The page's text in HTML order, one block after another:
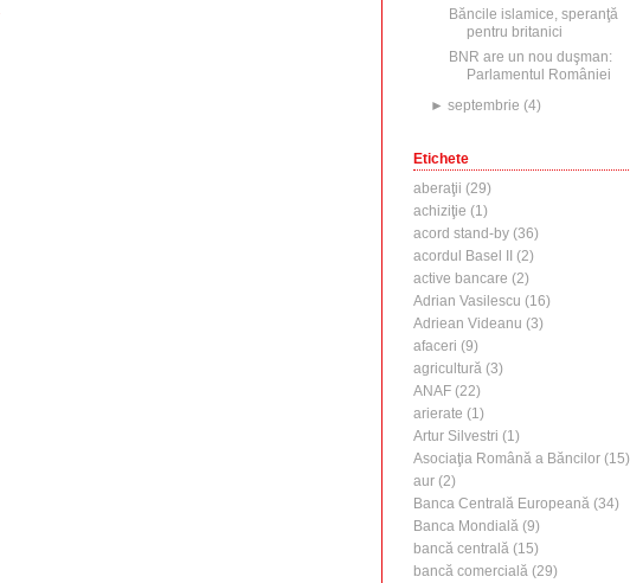
Băncile islamice, speranţă
pentru britanici
BNR are un nou duşman:
Parlamentul României
►septembrie (4)
Etichete
aberaţii (29)
achiziţie (1)
acord stand-by (36)
acordul Basel II
(2)
active bancare (2)
Adrian Vasilescu (16)
Adriean Videanu (3)
afaceri (9)
agricultură (3)
ANAF (22)
arierate (1)
Artur Silvestri (1)
Asociaţia Română a Băncilor (15)
aur (2)
Banca Centrală Europeană (34)
Banca Mondială (9)
bancă centrală (15)
bancă comercială (29)